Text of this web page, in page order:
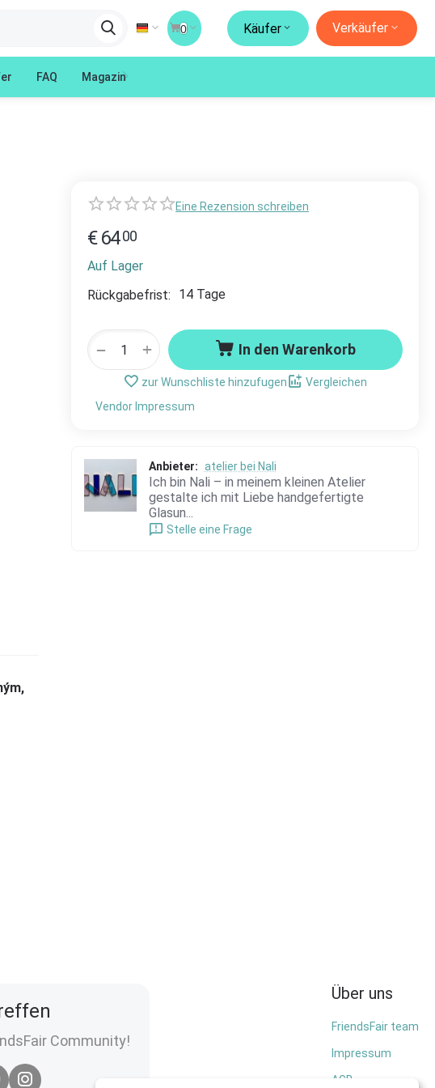
0 Käufer Verkäufer
FAQ Magazin
Eine Rezension schreiben
€6400
Auf Lager
Rückgabefrist:
14 Tage
+
− In den Warenkorb
zur Wunschliste hinzufugen
Vergleichen
Vendor Impressum
Anbieter: atelier bei Nali
Ich bin Nali – in meinem kleinen Atelier
gestalte ich mit Liebe handgefertigte
Glasun...
Stelle eine Frage
Community!
Über uns
FriendsFair team
Impressum
AGB